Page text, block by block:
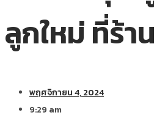
ลูกใหม่ ที่ร้า
พฤศจิกายน 4, 2024
9:29 am